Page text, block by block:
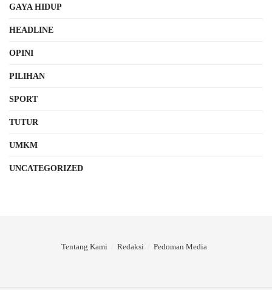
GAYA HIDUP
HEADLINE
OPINI
PILIHAN
SPORT
TUTUR
UMKM
UNCATEGORIZED
Tentang Kami Redaksi Pedoman Media